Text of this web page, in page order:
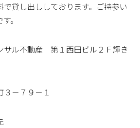
貸し出ししております。ご持参い
。
サル不動産 第１西田ビル２Ｆ輝き
－７９－１